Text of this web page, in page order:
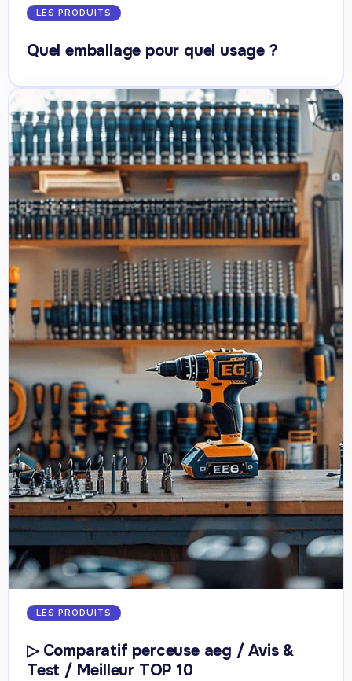
LES PRODUITS
Quel emballage pour quel usage ?
LES PRODUITS
▷ Comparatif perceuse aeg / Avis &
Test / Meilleur TOP 10